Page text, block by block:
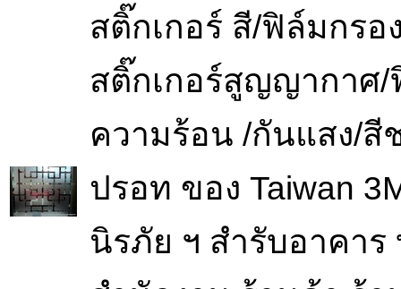
สติ๊กเกอร์ สี/ฟิล์มกรอ
สติ๊กเกอร์สูญญากาศ
ความร้อน /กันแสง/สี
ปรอท ของ Taiwan
นิรภัย ฯ สำรับอาคาร